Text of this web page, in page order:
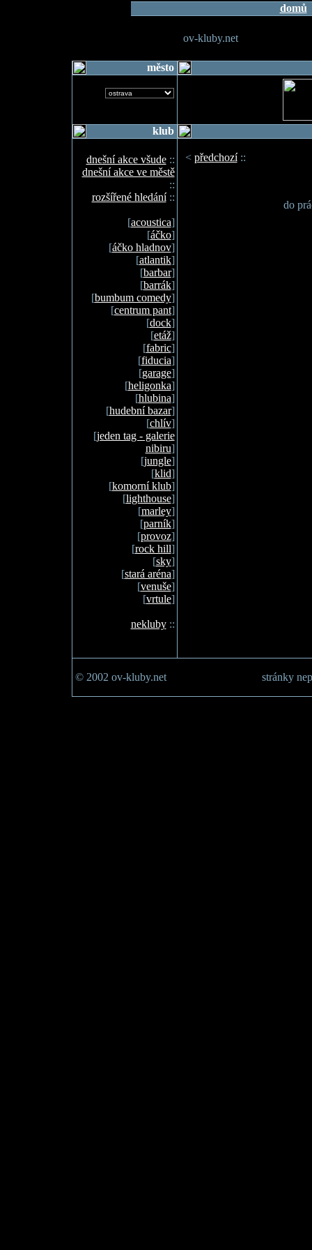
domů
ov-kluby.net
město
klub
dnešní akce všude::
dnešní akce ve městě
::
rozšířené hledání::
[acoustica]
[áčko]
[áčko hladnov]
[atlantik]
[barbar]
[barrák]
[bumbum comedy]
[centrum pant]
[dock]
[etáž]
[fabric]
[fiducia]
[garage]
[heligonka]
[hlubina]
[hudební bazar]
[chlív]
[jeden tag - galerie
nibiru]
[jungle]
[klid]
[komorní klub]
[lighthouse]
[marley]
[parník]
[provoz]
[rock hill]
[sky]
[stará aréna]
[venuše]
[vrtule]
nekluby::
< předchozí::
do
© 2002 ov-kluby.net stránky